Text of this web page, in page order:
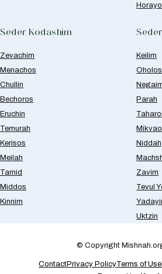
Seder Kodashim
Zevachim
Menachos
Chullin
Bechoros
Eruchin
Temurah
Kerisos
Meilah
Tamid
Middos
Kinnim
Keilim
Oholos
Parah
Niddah
Zavim
Tevul
Uktzin
© Copyright
ContactPrivacy PolicyTerms of Use